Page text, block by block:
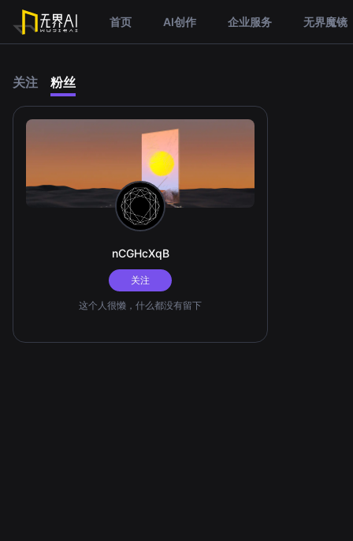
首页 AI创作 企业服务 无界魔镜
关注 粉丝
nCGHcXqB
关注
这个人很懒，什么都没有留下